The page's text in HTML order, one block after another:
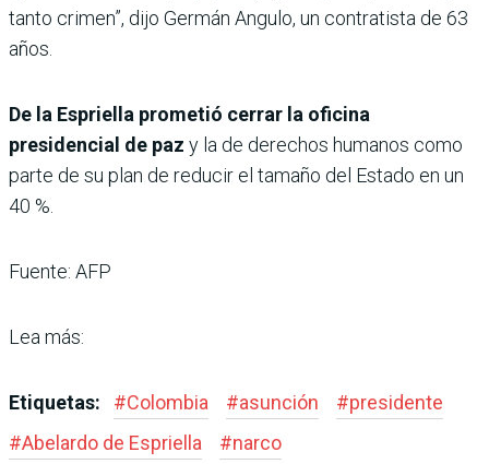
tanto crimen”, dijo Germán Angulo, un contratista de 63
años.
De la Espriella prometió cerrar la oficina
presidencial de paz y la de derechos humanos como
parte de su plan de reducir el tamaño del Estado en un
40 %.
Fuente: AFP
Lea más:
Etiquetas: #Colombia #asunción #presidente
#Abelardo de Espriella #narco